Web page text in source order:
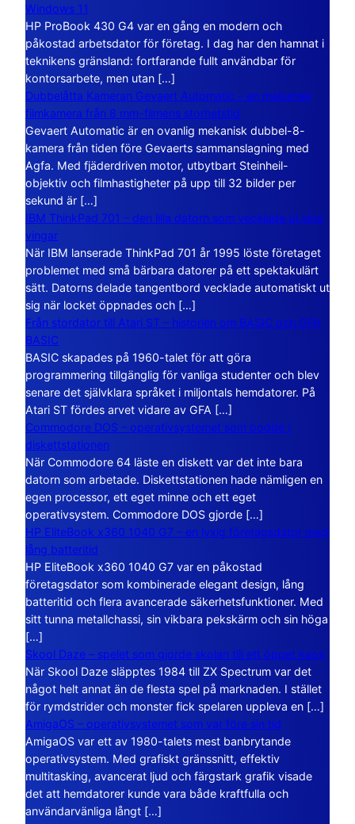
Windows 11
HP ProBook 430 G4 var en gång en modern och
påkostad arbetsdator för företag. I dag har den hamnat i
teknikens gränsland: fortfarande fullt användbar för
kontorsarbete, men utan […]
Dubbelåtta Kameran Gevaert Automatic – en mekanisk
filmkamera från 8 mm-filmens storhetstid
Gevaert Automatic är en ovanlig mekanisk dubbel-8-
kamera från tiden före Gevaerts sammanslagning med
Agfa. Med fjäderdriven motor, utbytbart Steinheil-
objektiv och filmhastigheter på upp till 32 bilder per
sekund är […]
IBM ThinkPad 701 – den lilla datorn som vecklade ut sina
vingar
När IBM lanserade ThinkPad 701 år 1995 löste företaget
problemet med små bärbara datorer på ett spektakulärt
sätt. Datorns delade tangentbord vecklade automatiskt ut
sig när locket öppnades och […]
Från stordator till Atari ST – historien om BASIC och GFA
BASIC
BASIC skapades på 1960-talet för att göra
programmering tillgänglig för vanliga studenter och blev
senare det självklara språket i miljontals hemdatorer. På
Atari ST fördes arvet vidare av GFA […]
Commodore DOS – operativsystemet som bodde i
diskettstationen
När Commodore 64 läste en diskett var det inte bara
datorn som arbetade. Diskettstationen hade nämligen en
egen processor, ett eget minne och ett eget
operativsystem. Commodore DOS gjorde […]
HP EliteBook x360 1040 G7 – en lyxig företagsdator med
lång batteritid
HP EliteBook x360 1040 G7 var en påkostad
företagsdator som kombinerade elegant design, lång
batteritid och flera avancerade säkerhetsfunktioner. Med
sitt tunna metallchassi, sin vikbara pekskärm och sin höga
[…]
Skool Daze – spelet som gjorde skolan till ett öppet kaos
När Skool Daze släpptes 1984 till ZX Spectrum var det
något helt annat än de flesta spel på marknaden. I stället
för rymdstrider och monster fick spelaren uppleva en […]
AmigaOS – operativsystemet som var före sin tid
AmigaOS var ett av 1980-talets mest banbrytande
operativsystem. Med grafiskt gränssnitt, effektiv
multitasking, avancerat ljud och färgstark grafik visade
det att hemdatorer kunde vara både kraftfulla och
användarvänliga långt […]